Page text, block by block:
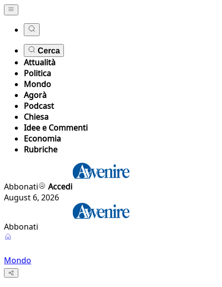
Cerca
Attualità
Politica
Mondo
Agorà
Podcast
Chiesa
Idee e Commenti
Economia
Rubriche
Abbonati
Accedi
August 6, 2026
Abbonati
Mondo